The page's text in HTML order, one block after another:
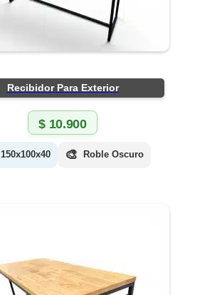
Recibidor Para Exterior
$10.900
150x100x40 🎨 Roble Oscuro